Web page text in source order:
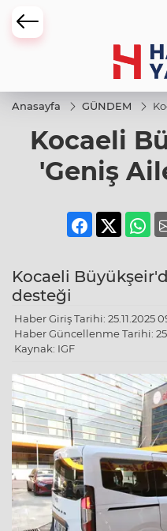
Anasayfa GÜNDEM
Kocaeli
'Geniş
Kocaeli
desteği
Haber Giriş Tarihi: 25.11.2025
Haber Güncellenme Tarihi:
Kaynak: IGF